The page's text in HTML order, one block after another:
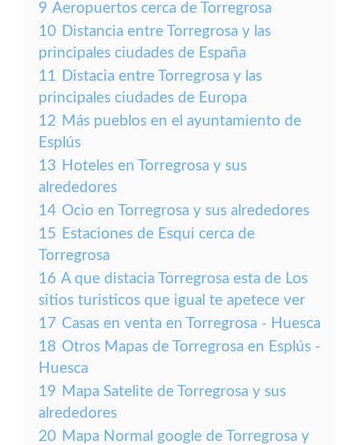
9 Aeropuertos cerca de Torregrosa
10 Distancia entre Torregrosa y las
principales ciudades de España
11 Distacia entre Torregrosa y las
principales ciudades de Europa
12 Más pueblos en el ayuntamiento de
Esplús
13 Hoteles en Torregrosa y sus
alrededores
14 Ocio en Torregrosa y sus alrededores
15 Estaciones de Esqui cerca de
Torregrosa
16 A que distacia Torregrosa esta de Los
sitios turisticos que igual te apetece ver
17 Casas en venta en Torregrosa - Huesca
18 Otros Mapas de Torregrosa en Esplús -
Huesca
19 Mapa Satelite de Torregrosa y sus
alrededores
20 Mapa Normal google de Torregrosa y